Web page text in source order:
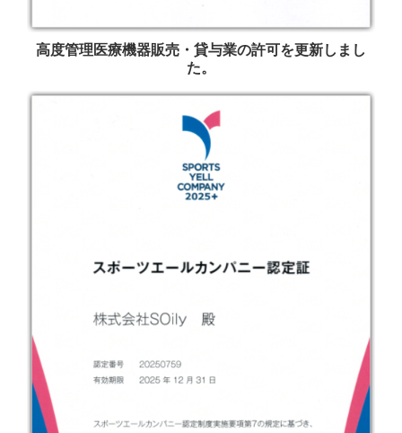
高度管理医療機器販売・貸与業の許可を更新しまし
た。